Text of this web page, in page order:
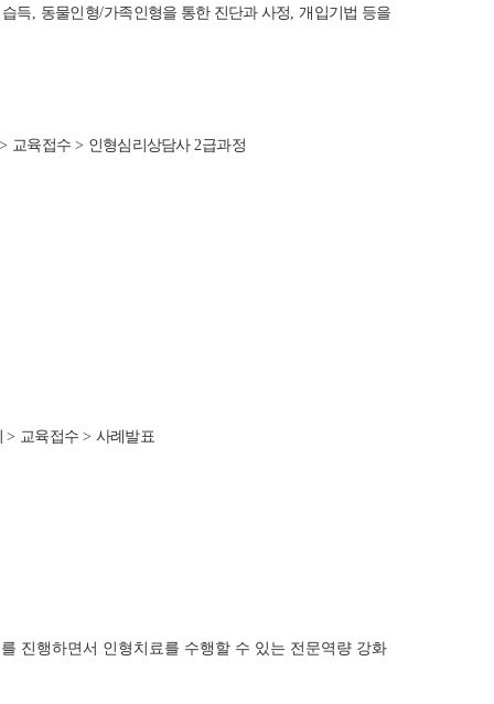
득 동물인형/가족인형을 통한 진단과 사정
개입기법 등을
> 교육접수 > 인형심리상담사 2급과정
> 교육접수 > 사례발표
진행하면서 인형치료를 수행할 수 있는 전문역량 강화